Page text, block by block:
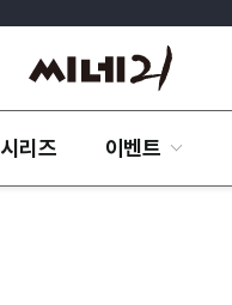
시리즈 이벤트